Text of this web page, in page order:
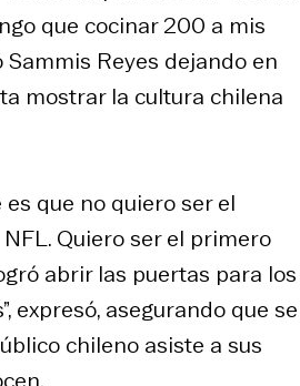
que cocinar 200 a mis
Sammis Reyes dejando en
mostrar la cultura chilena
que no quiero ser el
Quiero ser el primero
abrir las puertas para los
expresó, asegurando que se
chileno asiste a sus